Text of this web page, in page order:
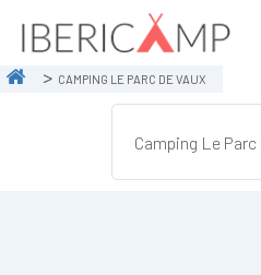
CAMPING LE PARC DE VAUX